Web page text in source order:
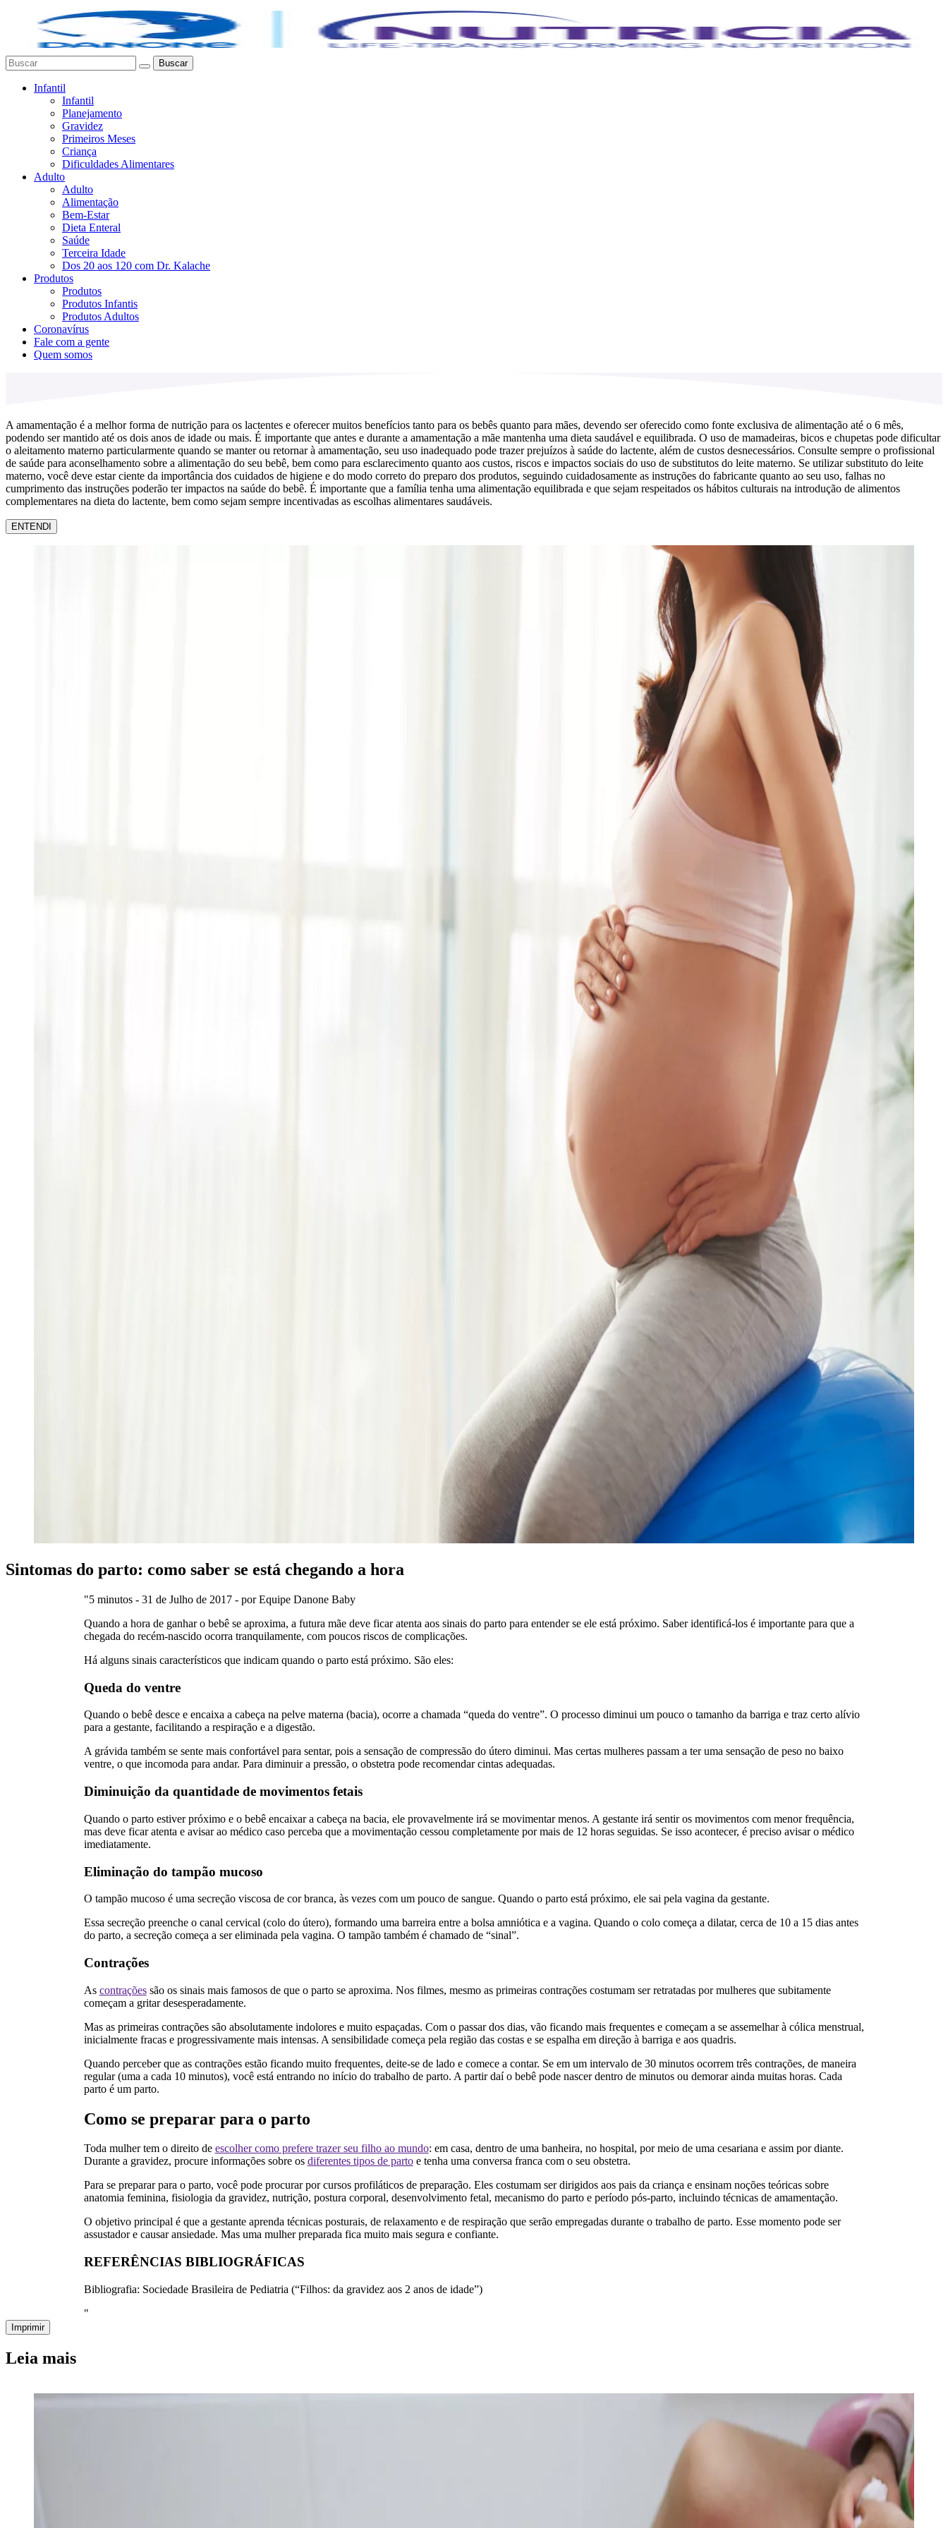
Buscar
Infantil
Infantil
Planejamento
Gravidez
Primeiros Meses
Criança
Dificuldades Alimentares
Adulto
Adulto
Alimentação
Bem-Estar
Dieta Enteral
Saúde
Terceira Idade
Dos 20 aos 120 com Dr. Kalache
Produtos
Produtos
Produtos Infantis
Produtos Adultos
Coronavírus
Fale com a gente
Quem somos
A amamentação é a melhor forma de nutrição para os lactentes e oferecer muitos benefícios tanto para os bebês quanto para mães, devendo ser oferecido como fonte exclusiva de alimentação até o 6 mês,
podendo ser mantido até os dois anos de idade ou mais. É importante que antes e durante a amamentação a mãe mantenha uma dieta saudável e equilibrada. O uso de mamadeiras, bicos e chupetas pode dificultar
o aleitamento materno particularmente quando se manter ou retornar à amamentação, seu uso inadequado pode trazer prejuízos à saúde do lactente, além de custos desnecessários. Consulte sempre o profissional
de saúde para aconselhamento sobre a alimentação do seu bebê, bem como para esclarecimento quanto aos custos, riscos e impactos sociais do uso de substitutos do leite materno. Se utilizar substituto do leite
materno, você deve estar ciente da importância dos cuidados de higiene e do modo correto do preparo dos produtos, seguindo cuidadosamente as instruções do fabricante quanto ao seu uso, falhas no
cumprimento das instruções poderão ter impactos na saúde do bebê. É importante que a família tenha uma alimentação equilibrada e que sejam respeitados os hábitos culturais na introdução de alimentos
complementares na dieta do lactente, bem como sejam sempre incentivadas as escolhas alimentares saudáveis.
ENTENDI
Sintomas do parto: como saber se está chegando a hora
"5 minutos - 31 de Julho de 2017 - por Equipe Danone Baby
Quando a hora de ganhar o bebê se aproxima, a futura mãe deve ficar atenta aos sinais do parto para entender se ele está próximo. Saber identificá-los é importante para que a
chegada do recém-nascido ocorra tranquilamente, com poucos riscos de complicações.
Há alguns sinais característicos que indicam quando o parto está próximo. São eles:
Queda do ventre
Quando o bebê desce e encaixa a cabeça na pelve materna (bacia), ocorre a chamada “queda do ventre”. O processo diminui um pouco o tamanho da barriga e traz certo alívio
para a gestante, facilitando a respiração e a digestão.
A grávida também se sente mais confortável para sentar, pois a sensação de compressão do útero diminui. Mas certas mulheres passam a ter uma sensação de peso no baixo
ventre, o que incomoda para andar. Para diminuir a pressão, o obstetra pode recomendar cintas adequadas.
Diminuição da quantidade de movimentos fetais
Quando o parto estiver próximo e o bebê encaixar a cabeça na bacia, ele provavelmente irá se movimentar menos. A gestante irá sentir os movimentos com menor frequência,
mas deve ficar atenta e avisar ao médico caso perceba que a movimentação cessou completamente por mais de 12 horas seguidas. Se isso acontecer, é preciso avisar o médico
imediatamente.
Eliminação do tampão mucoso
O tampão mucoso é uma secreção viscosa de cor branca, às vezes com um pouco de sangue. Quando o parto está próximo, ele sai pela vagina da gestante.
Essa secreção preenche o canal cervical (colo do útero), formando uma barreira entre a bolsa amniótica e a vagina. Quando o colo começa a dilatar, cerca de 10 a 15 dias antes
do parto, a secreção começa a ser eliminada pela vagina. O tampão também é chamado de “sinal”.
Contrações
As contraçõessão os sinais mais famosos de que o parto se aproxima. Nos filmes, mesmo as primeiras contrações costumam ser retratadas por mulheres que subitamente
começam a gritar desesperadamente.
Mas as primeiras contrações são absolutamente indolores e muito espaçadas. Com o passar dos dias, vão ficando mais frequentes e começam a se assemelhar à cólica menstrual,
inicialmente fracas e progressivamente mais intensas. A sensibilidade começa pela região das costas e se espalha em direção à barriga e aos quadris.
Quando perceber que as contrações estão ficando muito frequentes, deite-se de lado e comece a contar. Se em um intervalo de 30 minutos ocorrem três contrações, de maneira
regular (uma a cada 10 minutos), você está entrando no início do trabalho de parto. A partir daí o bebê pode nascer dentro de minutos ou demorar ainda muitas horas. Cada
parto é um parto.
Como se preparar para o parto
Toda mulher tem o direito de escolher como prefere trazer seu filho ao mundo: em casa, dentro de uma banheira, no hospital, por meio de uma cesariana e assim por diante.
Durante a gravidez, procure informações sobre os diferentes tipos de partoe tenha uma conversa franca com o seu obstetra.
Para se preparar para o parto, você pode procurar por cursos profiláticos de preparação. Eles costumam ser dirigidos aos pais da criança e ensinam noções teóricas sobre
anatomia feminina, fisiologia da gravidez, nutrição, postura corporal, desenvolvimento fetal, mecanismo do parto e período pós-parto, incluindo técnicas de amamentação.
O objetivo principal é que a gestante aprenda técnicas posturais, de relaxamento e de respiração que serão empregadas durante o trabalho de parto. Esse momento pode ser
assustador e causar ansiedade. Mas uma mulher preparada fica muito mais segura e confiante.
REFERÊNCIAS BIBLIOGRÁFICAS
Bibliografia: Sociedade Brasileira de Pediatria (“Filhos: da gravidez aos 2 anos de idade”)
"
Imprimir
Leia mais